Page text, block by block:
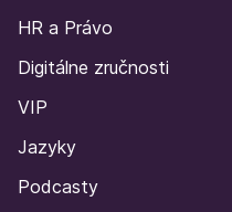
HR a Právo
Digitálne zručnosti
VIP
Jazyky
Podcasty